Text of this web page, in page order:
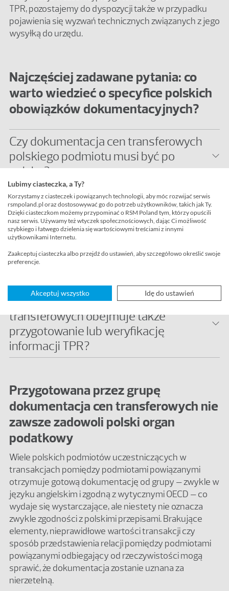
TPR, pozostajemy do dyspozycji także w przypadku
pojawienia się wyzwań technicznych związanych z jego
wysyłką do urzędu.
Najczęściej zadawane pytania: co
warto wiedzieć o specyfice polskich
obowiązków dokumentacyjnych?
Czy dokumentacja cen transferowych
polskiego podmiotu musi być po
polsku?
Czy dokumentacja TP przygotowana
zgodnie z wytycznymi OECD będzie
spełniać wszystkie polskie przepisy?
Czym weryfikacja dokumentacji cen
transferowych różni się od audytu cen
Czy weryfikacja dokumentacji cen
transferowych obejmuje także
przygotowanie lub weryfikację
informacji TPR?
Przygotowana przez grupę
dokumentacja cen transferowych nie
zawsze zadowoli polski organ
podatkowy
Wiele polskich podmiotów uczestniczących w
transakcjach pomiędzy podmiotami powiązanymi
otrzymuje gotową dokumentację od grupy – zwykle w
języku angielskim i zgodną z wytycznymi OECD – co
wydaje się wystarczające, ale niestety nie oznacza
zwykle zgodności z polskimi przepisami. Brakujące
elementy, nieprawidłowe wartości transakcji czy
sposób przedstawienia relacji pomiędzy podmiotami
powiązanymi odbiegający od rzeczywistości mogą
sprawić, że dokumentacja zostanie uznana za
nierzetelną.
Lubimy ciasteczka, a Ty?
Korzystamy z ciasteczek i powiązanych technologii, aby móc rozwijać serwis
rsmpoland.pl oraz dostosowywać go do potrzeb użytkowników, takich jak Ty.
Dzięki ciasteczkom możemy przypominać o RSM Poland tym, którzy opuścili
nasz serwis. Używamy też wtyczek społecznościowych, dając Ci możliwość
szybkiego i łatwego dzielenia się wartościowymi treściami z innymi
użytkownikami Internetu.
Zaakceptuj ciasteczka albo przejdź do ustawień, aby szczegółowo określić swoje
preferencje.
Akceptuj wszystko Idę do ustawień